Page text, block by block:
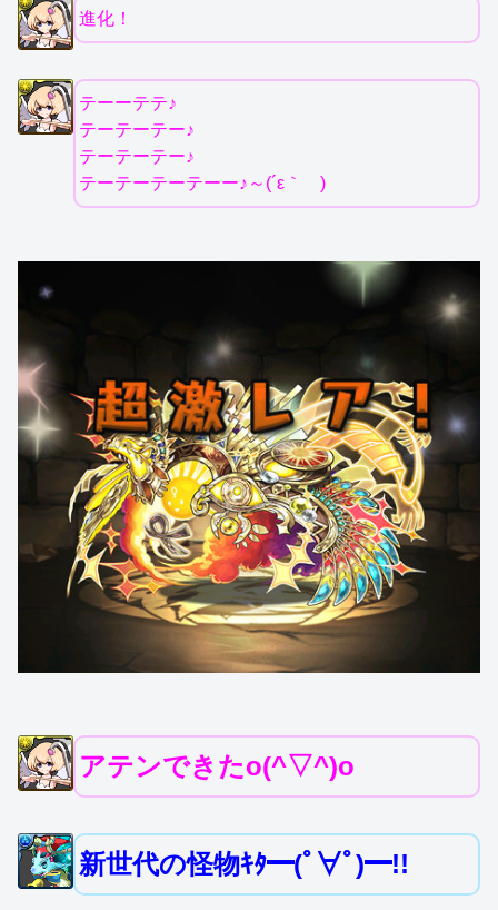
進化！
テーーテテ♪
テーテーテー♪
テーテーテー♪
テーテーテーテーー♪～(´ε｀ )
アテンできたo(^▽^)o
新世代の怪物ｷﾀ━(ﾟ∀ﾟ)━!!